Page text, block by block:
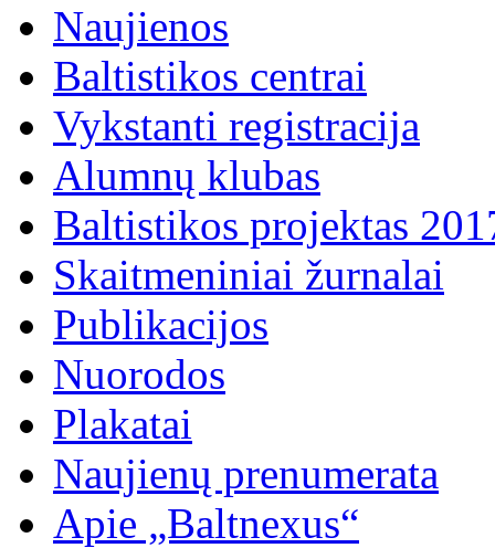
Naujienos
Baltistikos centrai
Vykstanti registracija
Alumnų klubas
Baltistikos projektas
Skaitmeniniai žurnalai
Publikacijos
Nuorodos
Plakatai
Naujienų prenumerata
Apie „Baltnexus“